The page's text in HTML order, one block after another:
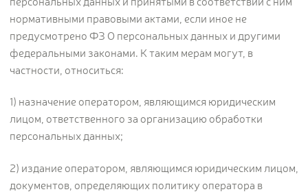
нормативными правовыми актами, если иное не
предусмотрено ФЗ О персональных данных и другими
федеральными законами. К таким мерам могут, в
частности, относиться:
1) назначение оператором, являющимся юридическим
лицом, ответственного за организацию обработки
персональных данных;
2) издание оператором, являющимся юридическим лицом,
документов, определяющих политику оператора в